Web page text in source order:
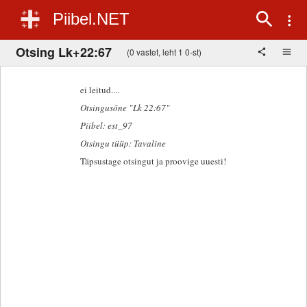
Piibel.NET
Otsing Lk+22:67 (0 vastet, leht 1 0-st)
ei leitud....
Otsingusõne "Lk 22:67"
Piibel: est_97
Otsingu tüüp: Tavaline
Täpsustage otsingut ja proovige uuesti!